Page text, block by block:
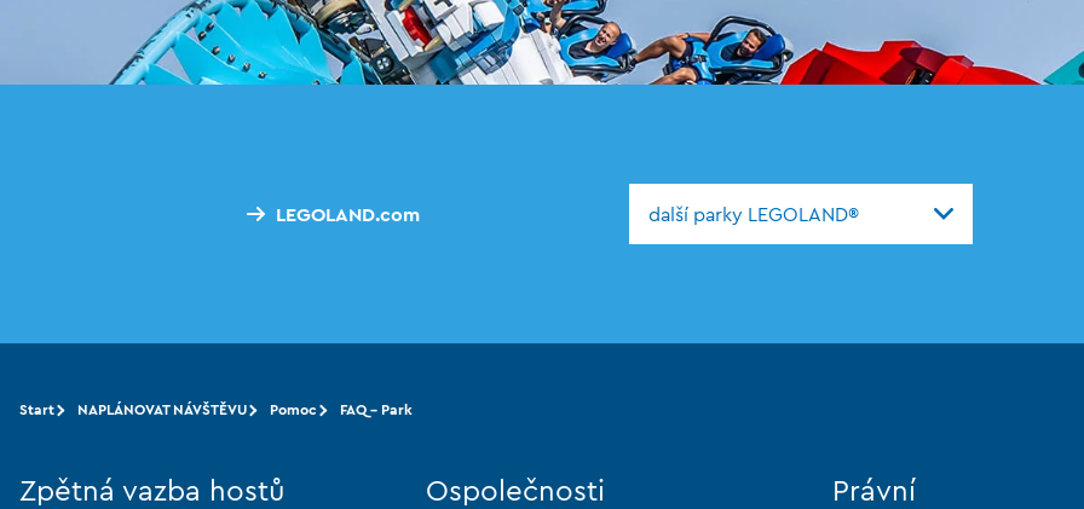
LEGOLAND.com další parky LEGOLAND®
Start NAPLÁNOVAT NÁVŠTĚVU Pomoc FAQ - Park
Zpětná vazba hostů Ospolečnosti Právní